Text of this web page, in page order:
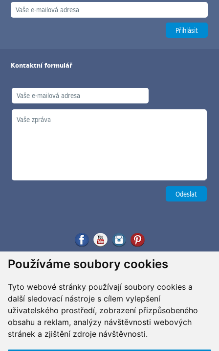
Používáme soubory cookies
Tyto webové stránky používají soubory cookies a
další sledovací nástroje s cílem vylepšení
uživatelského prostředí, zobrazení přizpůsobeného
obsahu a reklam, analýzy návštěvnosti webových
stránek a zjištění zdroje návštěvnosti.
Kontaktní formulář